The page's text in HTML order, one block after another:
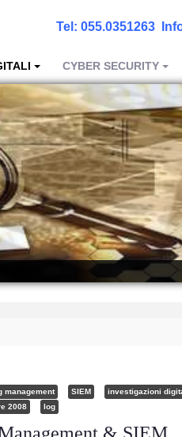
Tel: 055.0351263
CYBER SECURITY
management SIEM
investigazioni
2008 log
& SIEM